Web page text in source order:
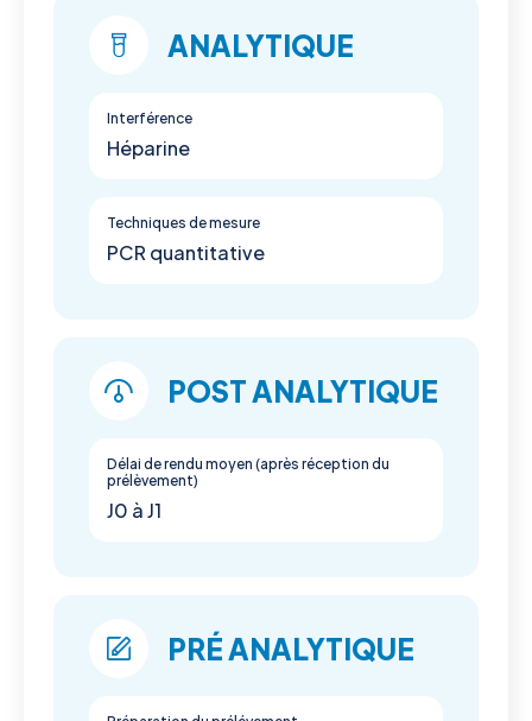
ANALYTIQUE
Interférence
Héparine
Techniques de mesure
PCR quantitative
POST ANALYTIQUE
Délai de rendu moyen (après réception du
prélèvement)
J0 à J1
PRÉ ANALYTIQUE